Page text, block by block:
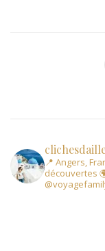
📍 Angers,
découvertes